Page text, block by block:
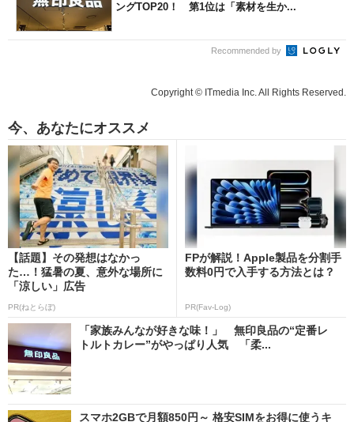
ングTOP20！ 第1位は「素材を生か...
Recommended by
Copyright © ITmedia Inc. All Rights Reserved.
今、あなたにオススメ
【話題】その発想はなかっ
た…！猛暑の夏、意外な場所に
「涼しい」広告
PR(ねとらぼ)
FPが解説！Apple製品を分割手
数料0円で入手する方法とは？
PR(Fav-Log)
「家族みんなが好きな味！」 無印良品の“定番レ
トルトカレー”がやっぱり人気 「柔...
スマホ2GBで月額850円～ 格安SIMをお得に使うキ